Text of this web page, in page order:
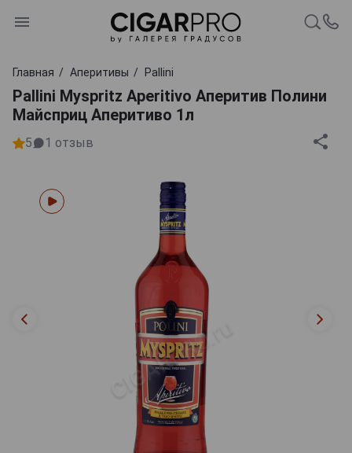
Главная Аперитивы Pallini
Pallini Myspritz Aperitivo Аперитив Полини
Майсприц Аперитиво 1л
5 1 отзыв